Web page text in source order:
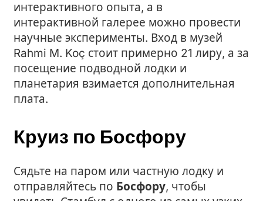
интерактивного опыта, а в
интерактивной галерее можно провести
научные эксперименты. Вход в музей
Rahmi M. Koç стоит примерно 21 лиру, а за
посещение подводной лодки и
планетария взимается дополнительная
плата.
Круиз по Босфору
Сядьте на паром или частную лодку и
отправляйтесь по Босфору, чтобы